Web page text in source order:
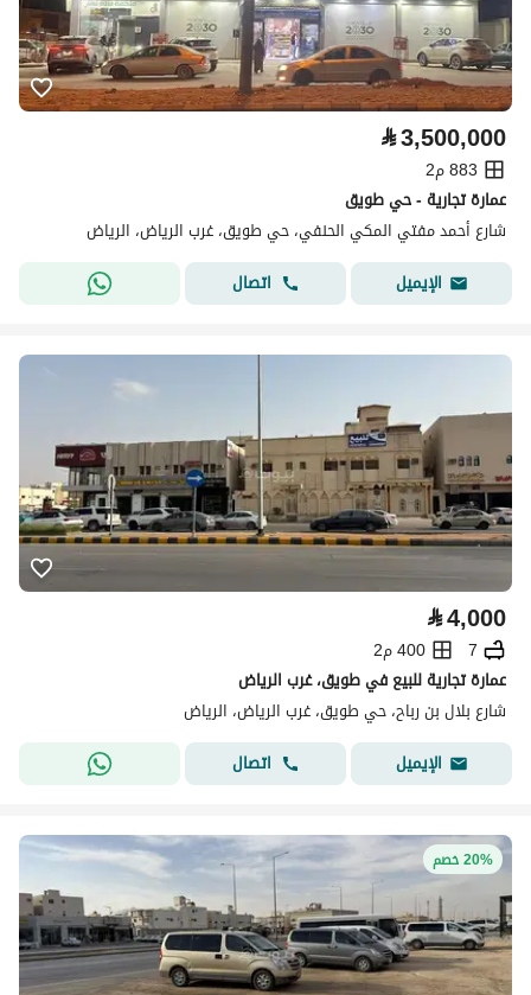
⃁3,500,000
883 م2
عمارة تجارية - حي طويق
شارع أحمد مفتي المكي الحنفي، حي طويق، غرب الرياض، الرياض
الإيميل
اتصال
⃁4,000
7
400 م2
عمارة تجارية للبيع في طويق، غرب الرياض
شارع بلال بن رباح، حي طويق، غرب الرياض، الرياض
الإيميل
اتصال
20% خصم